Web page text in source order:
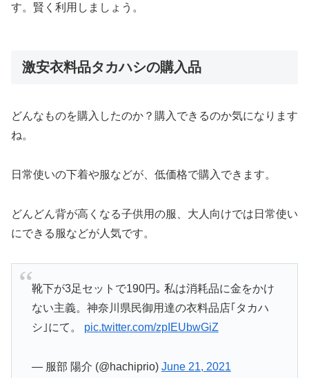
す。賢く利用しましょう。
激安衣料品タカハシの購入品
どんなものを購入したのか？購入できるのか気になります
ね。
日常使いの下着や服などが、低価格で購入できます。
どんどん背が高くなる子供用の服、大人向けでは日常使い
にできる服などが人気です。
靴下が3足セットで190円｡ 私は消耗品に金をかけ
ない主義。神奈川県民御用達の衣料品店｢タカハ
シ｣にて。 pic.twitter.com/zpIEUbwGiZ
— 服部 陽介 (@hachiprio) June 21, 2021